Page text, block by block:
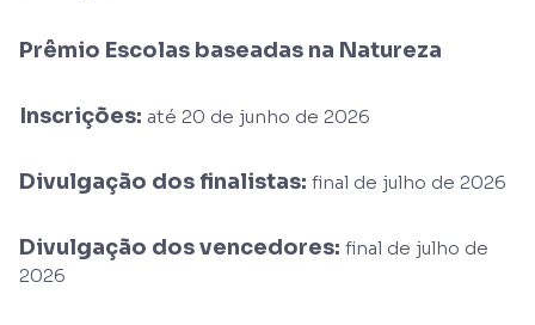
Prêmio Escolas baseadas na Natureza
Inscrições: até 20 de junho de 2026
Divulgação dos finalistas: final de julho de 2026
Divulgação dos vencedores: final de julho de
2026